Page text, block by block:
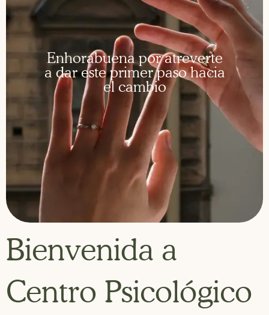
Enhorabuena por atreverte
a dar este primer paso hacia
el cambio
Bienvenida a
Centro Psicológico